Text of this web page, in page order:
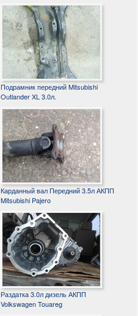
Подрамник передний Mitsubishi
Outlander XL 3.0л.
Карданный вал Передний 3.5л АКПП
Mitsubishi Pajero
Раздатка 3.0л дизель АКПП
Volkswagen Touareg